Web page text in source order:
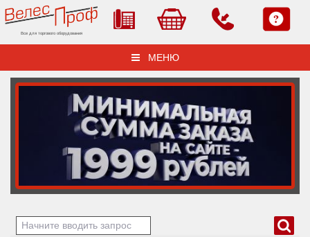
Все для торгового оборудования
МЕНЮ